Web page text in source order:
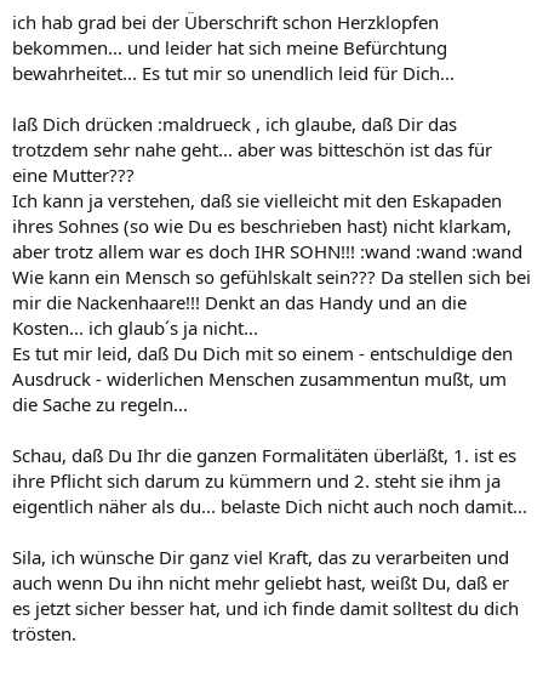
ich hab grad bei der Überschrift schon Herzklopfen
bekommen... und leider hat sich meine Befürchtung
bewahrheitet... Es tut mir so unendlich leid für Dich...
laß Dich drücken :maldrueck , ich glaube, daß Dir das
trotzdem sehr nahe geht... aber was bitteschön ist das für
eine Mutter???
Ich kann ja verstehen, daß sie vielleicht mit den Eskapaden
ihres Sohnes (so wie Du es beschrieben hast) nicht klarkam,
aber trotz allem war es doch IHR SOHN!!! :wand :wand :wand
Wie kann ein Mensch so gefühlskalt sein??? Da stellen sich bei
mir die Nackenhaare!!! Denkt an das Handy und an die
Kosten... ich glaub´s ja nicht...
Es tut mir leid, daß Du Dich mit so einem - entschuldige den
Ausdruck - widerlichen Menschen zusammentun mußt, um
die Sache zu regeln...
Schau, daß Du Ihr die ganzen Formalitäten überläßt, 1. ist es
ihre Pflicht sich darum zu kümmern und 2. steht sie ihm ja
eigentlich näher als du... belaste Dich nicht auch noch damit...
Sila, ich wünsche Dir ganz viel Kraft, das zu verarbeiten und
auch wenn Du ihn nicht mehr geliebt hast, weißt Du, daß er
es jetzt sicher besser hat, und ich finde damit solltest du dich
trösten.